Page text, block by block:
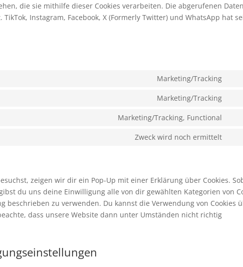
die sie mithilfe dieser Cookies verarbeiten. Die abgerufenen Daten
Instagram, Facebook, X (Formerly Twitter) und WhatsApp hat
Marketing/Tracking
Marketing/Tracking
Marketing/Tracking, Functional
Zweck wird noch ermittelt
zeigen wir dir ein Pop-Up mit einer Erklärung über Cookies.
du uns deine Einwilligung alle von dir gewählten Kategorien von
beschrieben zu verwenden. Du kannst die Verwendung von Cookies
dass unsere Website dann unter Umständen nicht richtig